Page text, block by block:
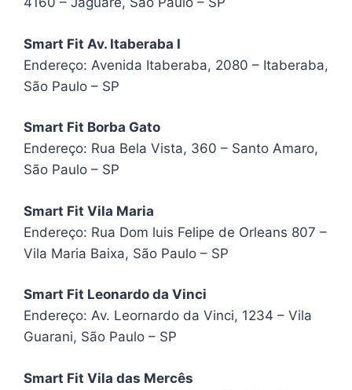
Smart Fit Av. Itaberaba I
Endereço: Avenida Itaberaba, 2080 – Itaberaba,
São Paulo – SP
Smart Fit Borba Gato
Endereço: Rua Bela Vista, 360 – Santo Amaro,
São Paulo – SP
Smart Fit Vila Maria
Endereço: Rua Dom luis Felipe de Orleans 807 –
Vila Maria Baixa, São Paulo – SP
Smart Fit Leonardo da Vinci
Endereço: Av. Leornardo da Vinci, 1234 – Vila
Guarani, São Paulo – SP
Smart Fit Vila das Mercês